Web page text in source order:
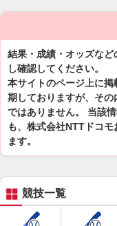
結果・成績・オッズな
し確認してください。
本サイトのページ上に
期しておりますが、そ
ではありません。 当該
も、株式会社NTTドコ
ます。
競技一覧